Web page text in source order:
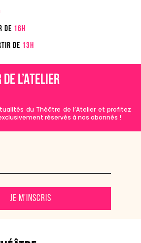
de 16H
DE 13H
L’ATELIER
du Théâtre de l’Atelier et profitez
réservés à nos abonnés !
Je m'inscris